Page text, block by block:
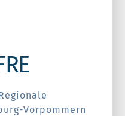
Vorpommern